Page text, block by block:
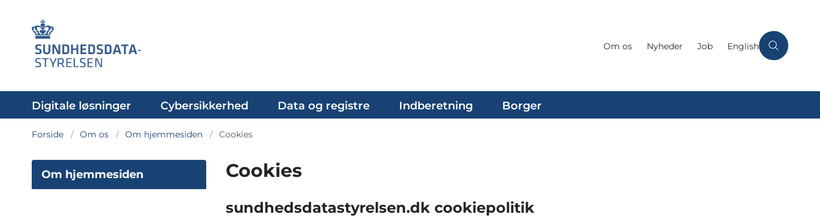
Om os Nyheder Job English
Digitale løsninger Cybersikkerhed Data og registre Indberetning Borger
Forside Om os Om hjemmesiden Cookies
Om hjemmesiden Cookies
sundhedsdatastyrelsen.dk cookiepolitik